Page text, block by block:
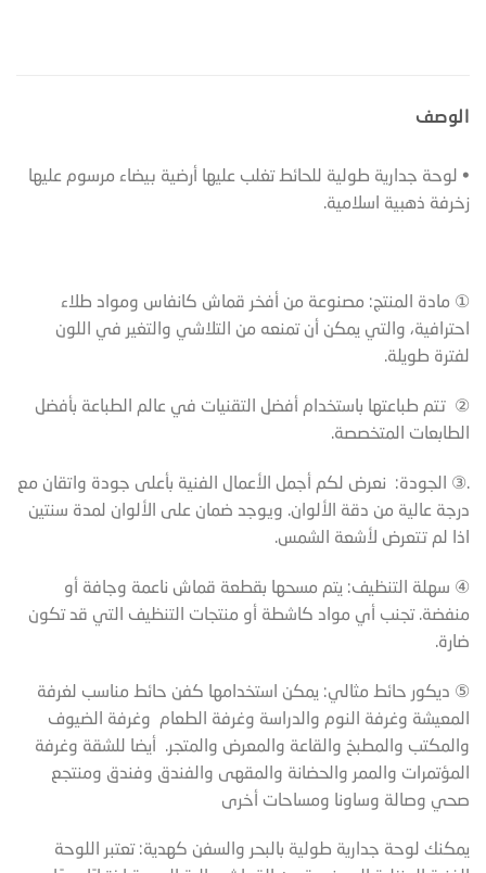
الوصف
• لوحة جدارية طولية للحائط تغلب عليها أرضية بيضاء مرسوم عليها
زخرفة ذهبية اسلامية.
① مادة المنتج: مصنوعة من أفخر قماش كانفاس ومواد طلاء
احترافية، والتي يمكن أن تمنعه من التلاشي والتغير في اللون
لفترة طويلة.
② تتم طباعتها باستخدام أفضل التقنيات في عالم الطباعة بأفضل
الطابعات المتخصصة.
.③ الجودة: نعرض لكم أجمل الأعمال الفنية بأعلى جودة واتقان مع
درجة عالية من دقة الألوان. ويوجد ضمان على الألوان لمدة سنتين
اذا لم تتعرض لأشعة الشمس.
④ سهلة التنظيف: يتم مسحها بقطعة قماش ناعمة وجافة أو
منفضة. تجنب أي مواد كاشطة أو منتجات التنظيف التي قد تكون
ضارة.
⑤ ديكور حائط مثالي: يمكن استخدامها كفن حائط مناسب لغرفة
المعيشة وغرفة النوم والدراسة وغرفة الطعام وغرفة الضيوف
والمكتب والمطبخ والقاعة والمعرض والمتجر. أيضا للشقة وغرفة
المؤتمرات والممر والحضانة والمقهى والفندق وفندق ومنتجع
صحي وصالة وساونا ومساحات أخرى
يمكنك لوحة جدارية طولية بالبحر والسفن كهدية: تعتبر اللوحة